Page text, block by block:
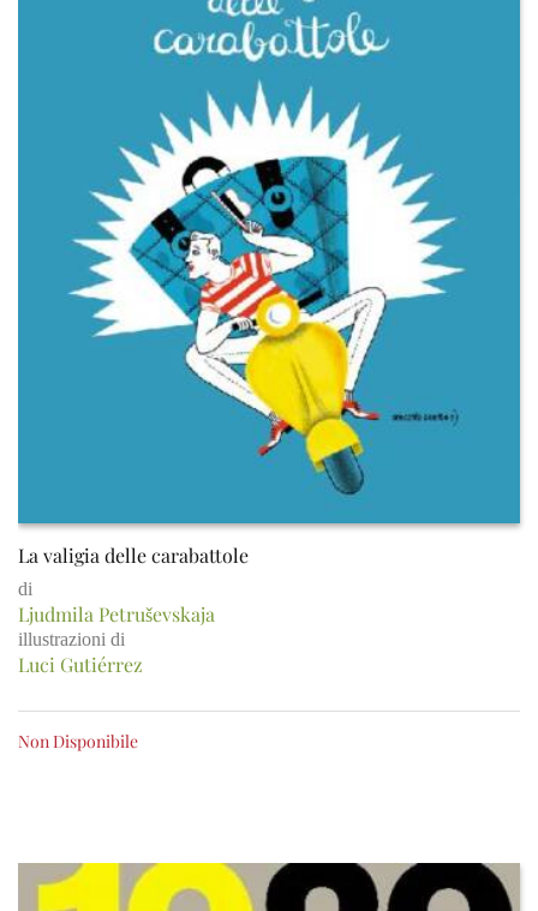
La valigia delle carabattole
di
Ljudmila Petruševskaja
illustrazioni di
Luci Gutiérrez
Non Disponibile